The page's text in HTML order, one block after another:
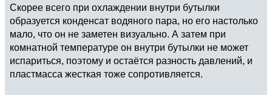
Скорее всего при охлаждении внутри бутылки
образуется конденсат водяного пара, но его настолько
мало, что он не заметен визуально. А затем при
комнатной температуре он внутри бутылки не может
испариться, поэтому и остаётся разность давлений, и
пластмасса жесткая тоже сопротивляется.